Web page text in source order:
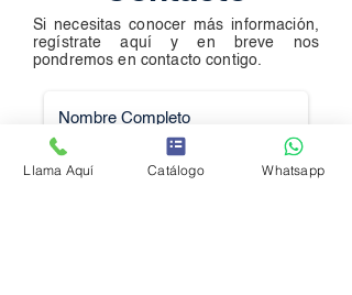
Si necesitas conocer más información,
regístrate aquí y en breve nos
pondremos en contacto contigo.
Llama Aquí Catálogo Whatsapp